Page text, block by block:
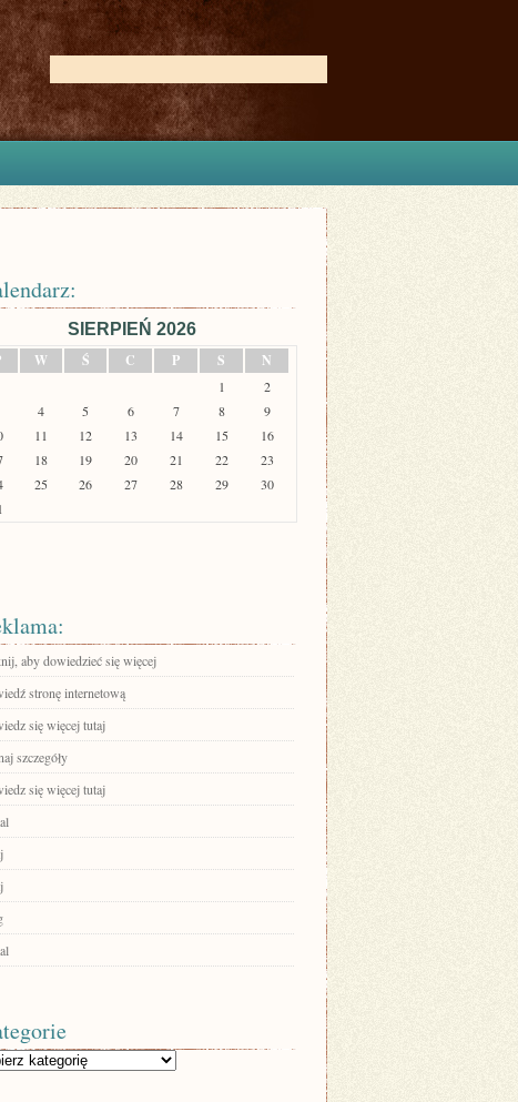
SIERPIEŃ 2026
W Ś C P S N
1
2
4 5 6 7 8
9
11 12 13 14 15
16
18 19 20 21 22
23
25 26 27 28 29
30
aby dowiedzieć się więcej
stronę internetową
się więcej tutaj
szczegóły
się więcej tutaj